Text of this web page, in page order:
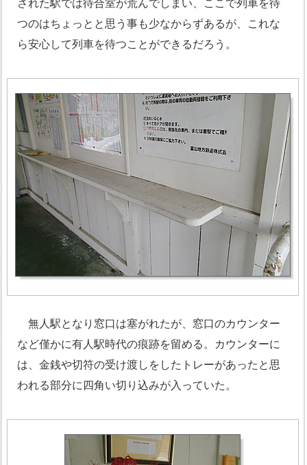
つのはちょっとと思う事も少なからずあるが、これな
ら安心して列車を待つことができるだろう。
無人駅となり窓口は塞がれたが、窓口のカウンター
など僅かに有人駅時代の痕跡を留める。カウンターに
は、金銭や切符の受け渡しをしたトレーがあったと思
われる部分に四角い切り込みが入っていた。